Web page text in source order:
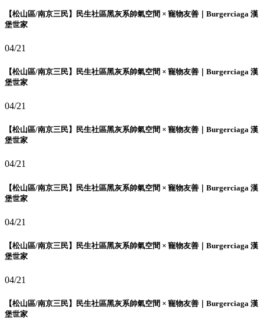
【松山區/南京三民】民生社區黑灰系帥氣空間 × 寵物友善｜Burgerciaga 漢
堡世家
04/21
【松山區/南京三民】民生社區黑灰系帥氣空間 × 寵物友善｜Burgerciaga 漢
堡世家
04/21
【松山區/南京三民】民生社區黑灰系帥氣空間 × 寵物友善｜Burgerciaga 漢
堡世家
04/21
【松山區/南京三民】民生社區黑灰系帥氣空間 × 寵物友善｜Burgerciaga 漢
堡世家
04/21
【松山區/南京三民】民生社區黑灰系帥氣空間 × 寵物友善｜Burgerciaga 漢
堡世家
04/21
【松山區/南京三民】民生社區黑灰系帥氣空間 × 寵物友善｜Burgerciaga 漢
堡世家